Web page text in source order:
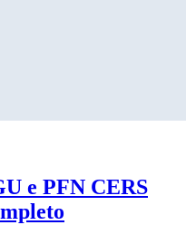
e PFN CERS